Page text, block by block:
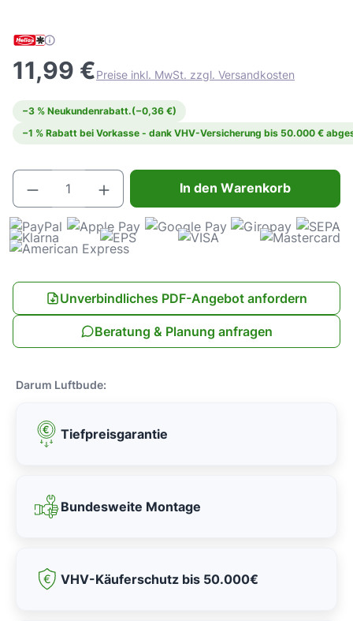
11,99 €Preise inkl. MwSt. zzgl. Versandkosten
−3 % Neukundenrabatt.(−0,36 €)
−1 % Rabatt bei Vorkasse - dank VHV-Versicherung bis 50.000 €
Produkt Anzahl: Gib den gewünschten
In den Warenkorb
Unverbindliches PDF-Angebot anfordern
Beratung & Planung anfragen
Darum Luftbude:
Tiefpreisgarantie
Bundesweite Montage
VHV-Käuferschutz bis 50.000€